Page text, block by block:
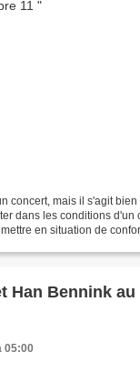
concert, mais il s'agit
dans les conditions d'un
en situation de
Han Bennink
05:00